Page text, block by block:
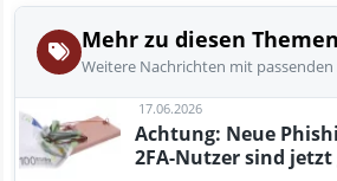
Mehr zu diesen Themen
Weitere Nachrichten mit
17.06.2026
Achtung: Neue
2FA-Nutzer sind